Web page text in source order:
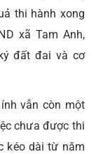
thi hành xong
xã Tam Anh,
đất đai và cơ
vẫn còn một
chưa được thi
kéo dài từ năm